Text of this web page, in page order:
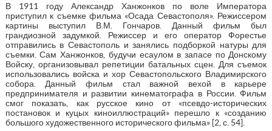
В 1911 году Александр Ханжонков по воле Императора
приступил к съемке фильма «Осада Севастополя». Режиссером
картины выступил В.М. Гончаров. Данный фильм был
грандиозной задумкой. Режиссер и его оператор Форестье
отправились в Севастополь и занялись подборкой натуры для
съемки. Сам Ханжонков, будучи есаулом в запасе по Донскому
Войску, организовывал репетиции батальных сцен. Для съемок
использовались войска и хор Севастопольского Владимирского
собора. Данный фильм стал важной вехой в карьере
предпринимателя и развитии кинематографа в России. Фильм
смог показать, как русское кино от «псевдо-исторических
постановок и куцых киноиллюстраций» перешло к «созданию
большого художественного исторического фильма» [2, с. 54].